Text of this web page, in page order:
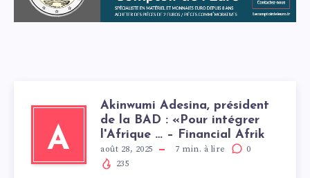
A
Akinwumi Adesina, président
de la BAD : «Pour intégrer
l'Afrique … – Financial Afrik
août 28, 2025 7 min. à lire
0
235